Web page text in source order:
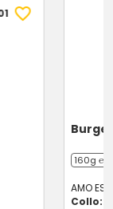
160g ℮
AMO
Collo: